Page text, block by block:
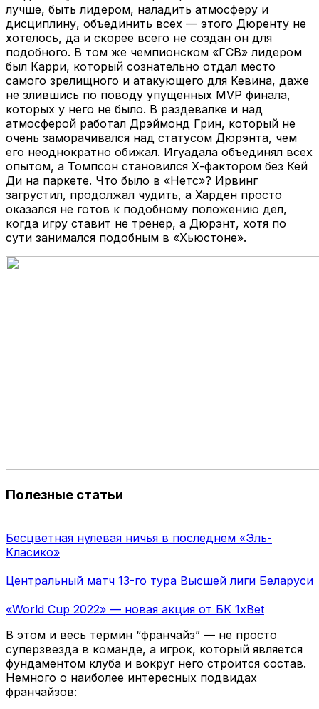
лучше, быть лидером, наладить атмосферу и
дисциплину, объединить всех — этого Дюренту не
хотелось, да и скорее всего не создан он для
подобного. В том же чемпионском «ГСВ» лидером
был Карри, который сознательно отдал место
самого зрелищного и атакующего для Кевина, даже
не злившись по поводу упущенных MVP финала,
которых у него не было. В раздевалке и над
атмосферой работал Дрэймонд Грин, который не
очень заморачивался над статусом Дюрэнта, чем
его неоднократно обижал. Игуадала объединял всех
опытом, а Томпсон становился Х-фактором без Кей
Ди на паркете. Что было в «Нетс»? Ирвинг
загрустил, продолжал чудить, а Харден просто
оказался не готов к подобному положению дел,
когда игру ставит не тренер, а Дюрэнт, хотя по
сути занимался подобным в «Хьюстоне».
Полезные статьи
Бесцветная нулевая ничья в последнем «Эль-
Класико»
Центральный матч 13-го тура Высшей лиги Беларуси
«World Cup 2022» — новая акция от БК 1хBet
В этом и весь термин “франчайз” — не просто
суперзвезда в команде, а игрок, который является
фундаментом клуба и вокруг него строится состав.
Немного о наиболее интересных подвидах
франчайзов: